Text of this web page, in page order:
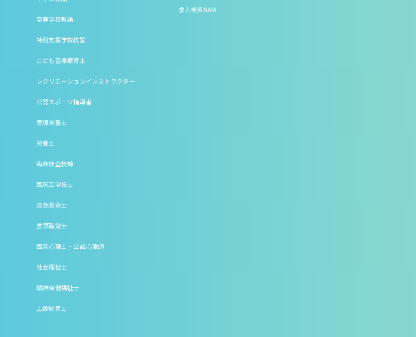
高等学校教諭
特別支援学校教諭
こども音楽療育士
レクリエーションインストラクター
公認スポーツ指導者
管理栄養士
栄養士
臨床検査技師
臨床工学技士
救急救命士
言語聴覚士
臨床心理士・公認心理師
社会福祉士
精神保健福祉士
上級秘書士
求人検索NAVI